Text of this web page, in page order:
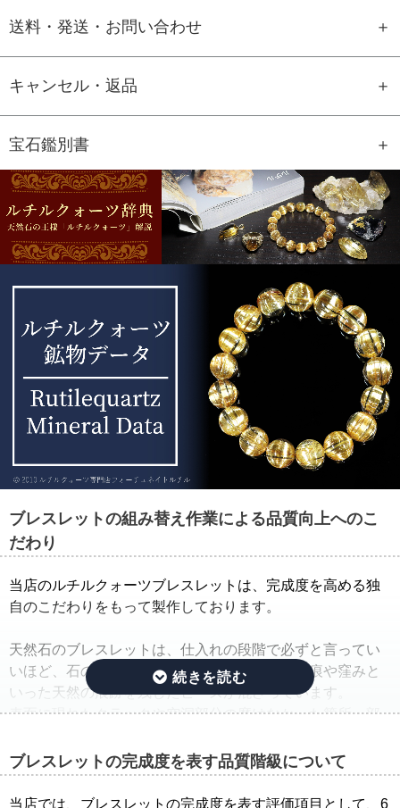
送料・発送・お問い合わせ
キャンセル・返品
宝石鑑別書
GEM REPORT
ご注文商品の宝石鑑別書をご用意す
ることもできます。
ブレスレットの組み替え作業による品質向上へのこ
だわり
当店のルチルクォーツブレスレットは、完成度を高める独
自のこだわりをもって製作しております。
天然石のブレスレットは、仕入れの段階で必ずと言ってい
いほど、石の品質のバラつきが生じ、クラック痕や窪みと
いった天然の痕跡を残したビーズが混ざっています。
表面に現れたクラックや空洞部分の磨けなかった箇所、部
ばれています。
そこで当店では、ルチルクォーツブレスレットを仕入れた
ブレスレットの完成度を表す品質階級について
当店では、ブレスレットの完成度を表す評価項目として、6